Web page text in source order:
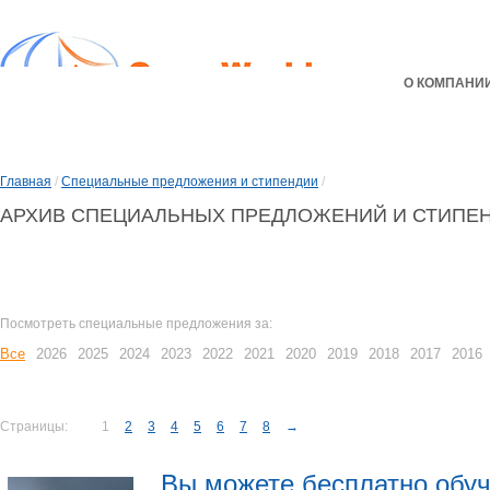
О
Главная / Специальные предложения и стипендии /
АРХИВ СПЕЦИАЛЬНЫХ ПРЕДЛОЖЕНИЙ И
Посмотреть специальные предложения за:
Все 2026 2025 2024 2023 2022 2021 2020 2019 2018 2017 2016
Страницы: 1 2 3 4 5 6 7 8 →
Вы можете бесплатно